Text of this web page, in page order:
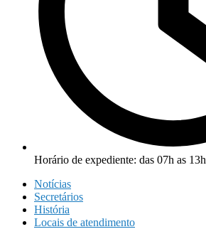
Horário de expediente: das 07h as 13h
Notícias
Secretários
História
Locais de atendimento